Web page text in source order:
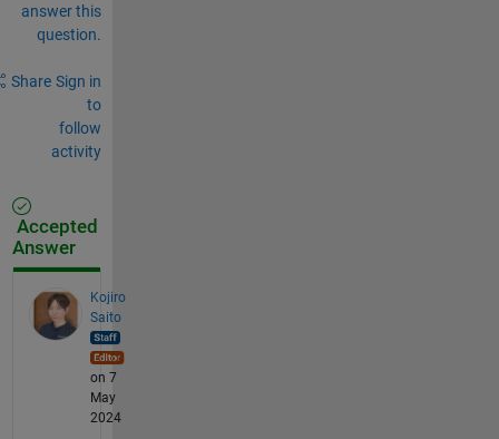
answer this
question.
Share Sign in
to
follow
activity
Accepted
Answer
Kojiro
Saito
on 7
May
2024